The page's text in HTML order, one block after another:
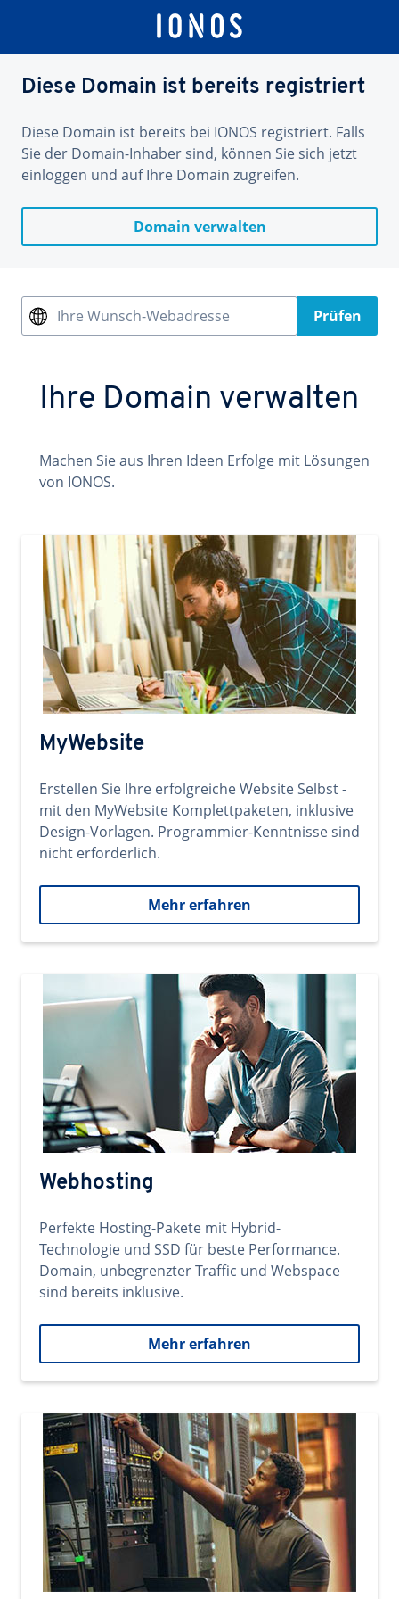
Diese Domain ist bereits registriert
Diese Domain ist bereits bei IONOS registriert. Falls
Sie der Domain-Inhaber sind, können Sie sich jetzt
einloggen und auf Ihre Domain zugreifen.
Domain verwalten
Ihre Wunsch-Webadresse Prüfen
Ihre Domain verwalten
Machen Sie aus Ihren Ideen Erfolge mit Lösungen
von IONOS.
MyWebsite
Erstellen Sie Ihre erfolgreiche Website Selbst -
mit den MyWebsite Komplettpaketen, inklusive
Design-Vorlagen. Programmier-Kenntnisse sind
nicht erforderlich.
Mehr erfahren
Webhosting
Perfekte Hosting-Pakete mit Hybrid-
Technologie und SSD für beste Performance.
Domain, unbegrenzter Traffic und Webspace
sind bereits inklusive.
Mehr erfahren